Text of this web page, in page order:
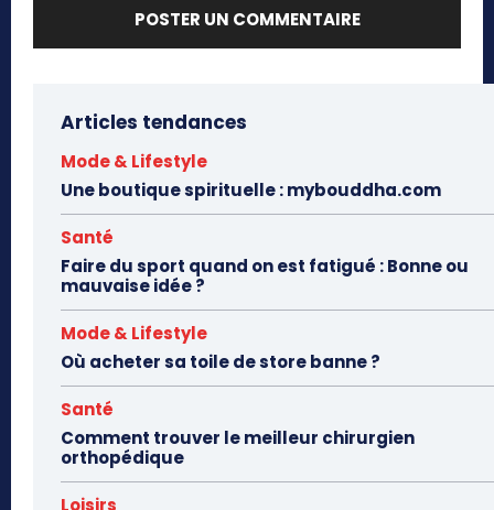
Articles tendances
Mode & Lifestyle
Une boutique spirituelle : mybouddha.com
Santé
Faire du sport quand on est fatigué : Bonne ou
mauvaise idée ?
Mode & Lifestyle
Où acheter sa toile de store banne ?
Santé
Comment trouver le meilleur chirurgien
orthopédique
Loisirs